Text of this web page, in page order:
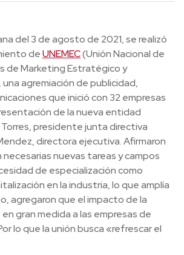
del 3 de agosto de 2021, se realizó
deUNEMEC(Unión Nacional de
de Marketing Estratégico y
agremiación de publicidad,
que inició con 32 empresas
de la nueva entidad
presidente junta directiva
directora ejecutiva. Afirmaron
necesarias nuevas tareas y campos
de especialización como
en la industria, lo que amplía
agregaron que el impacto de la
gran medida a las empresas de
lo que la unión busca «refrescar el